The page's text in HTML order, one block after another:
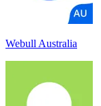
Webull Australia